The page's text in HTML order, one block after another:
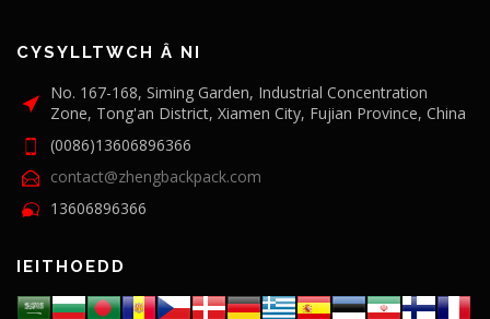
CYSYLLTWCH Â NI
No. 167-168, Siming Garden, Industrial Concentration
Zone, Tong'an District, Xiamen City, Fujian Province, China
(0086)13606896366
contact@zhengbackpack.com
13606896366
IEITHOEDD